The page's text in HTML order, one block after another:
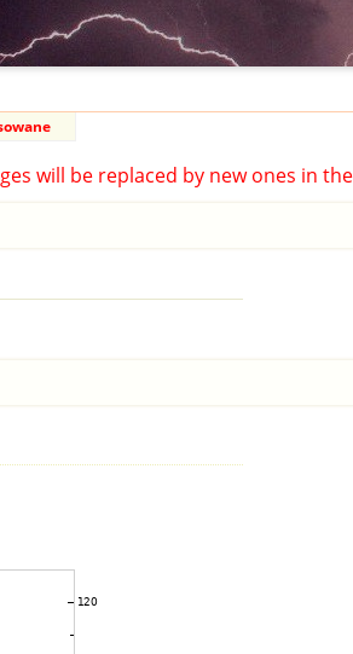
will be replaced by new ones in